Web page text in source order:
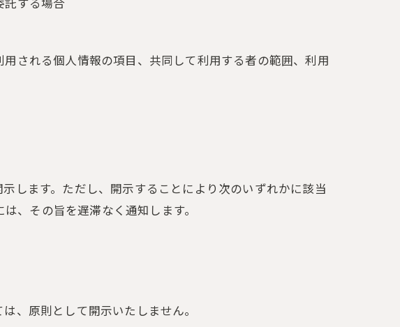
される個人情報の項目、共同して利用する者の範囲、利用
します。ただし、開示することにより次のいずれかに該当
、その旨を遅滞なく通知します。
、原則として開示いたしません。